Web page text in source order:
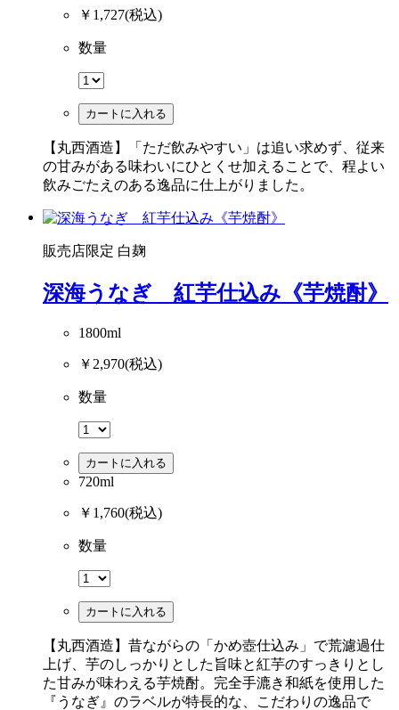
￥1,727(税込)
数量
カートに入れる
【丸西酒造】「ただ飲みやすい」は追い求めず、従来
の甘みがある味わいにひとくせ加えることで、程よい
飲みごたえのある逸品に仕上がりました。
販売店限定 白麹
深海うなぎ 紅芋仕込み《芋焼酎》
1800ml
￥2,970(税込)
数量
カートに入れる
720ml
￥1,760(税込)
数量
カートに入れる
【丸西酒造】昔ながらの「かめ壺仕込み」で荒濾過仕
上げ、芋のしっかりとした旨味と紅芋のすっきりとし
た甘みが味わえる芋焼酎。完全手漉き和紙を使用した
『うなぎ』のラベルが特長的な、こだわりの逸品で